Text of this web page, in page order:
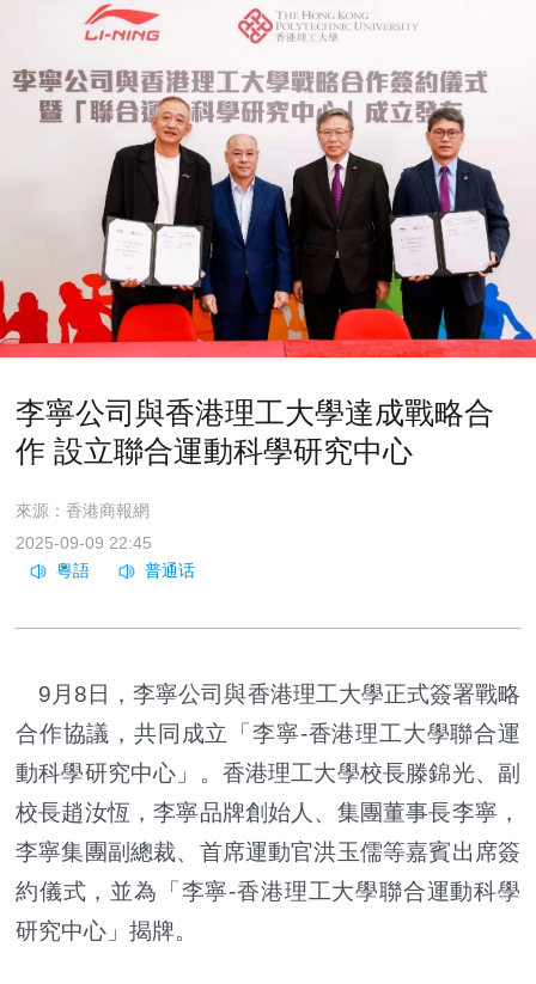
李寧公司與香港理工大學達成戰略合
作 設立聯合運動科學研究中心
來源：香港商報網
2025-09-09 22:45
9月8日，李寧公司與香港理工大學正式簽署戰略
合作協議，共同成立「李寧-香港理工大學聯合運
動科學研究中心」。香港理工大學校長滕錦光、副
校長趙汝恆，李寧品牌創始人、集團董事長李寧，
李寧集團副總裁、首席運動官洪玉儒等嘉賓出席簽
約儀式，並為「李寧-香港理工大學聯合運動科學
研究中心」揭牌。